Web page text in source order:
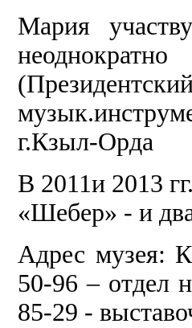
Мария
г.Кзыл-Орда
В 2011и 2013
«Шебер» - и
Адрес музея:
50-96 – отдел
85-29 -